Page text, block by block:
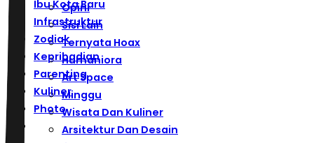
Ibu Kota Baru
Infrastruktur
Zodiak
Kepribadian
Parenting
Kuliner
Photo
Opini
Sisi Lain
Ternyata Hoax
Humaniora
Art Space
Minggu
Wisata Dan Kuliner
Arsitektur Dan Desain